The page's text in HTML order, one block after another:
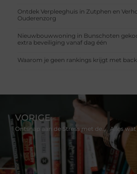
Ontdek Verpleeghuis in Zutphen en
Ouderenzorg
Nieuwbouwwoning in Bunschoten
extra beveiliging vanaf dag één
Waarom je geen rankings krijgt met
VORIGE
Ontsnap aan de Stress met de Magie van Massage in Maastricht